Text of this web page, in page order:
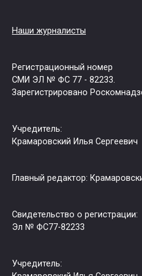
Наши журналисты
Регистрационный номер
СМИ ЭЛ № ФС 77 - 82233.
Зарегистрировано
Учредитель:
Крамаровский Илья Сергеевич
Главный редактор:
Свидетельство о регистрации:
Эл № ФС77-82233
Учредитель: